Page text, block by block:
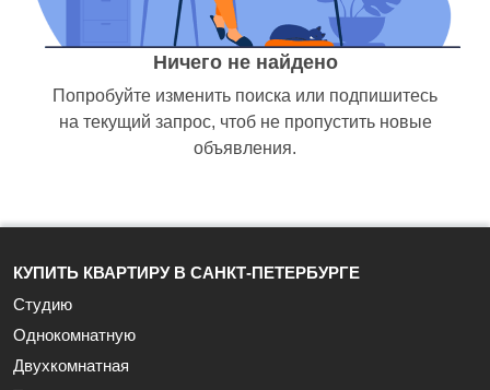
Ничего не найдено
Попробуйте изменить поиска или подпишитесь
на текущий запрос, чтоб не пропустить новые
объявления.
КУПИТЬ КВАРТИРУ В САНКТ-ПЕТЕРБУРГЕ
Студию
Однокомнатную
Двухкомнатная